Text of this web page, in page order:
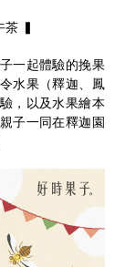
茶 ▍
一起體驗的挽果
水果（釋迦、鳳
，以及水果繪本
子一同在釋迦園